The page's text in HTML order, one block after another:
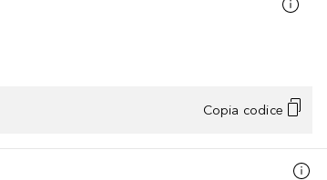
Copia codice